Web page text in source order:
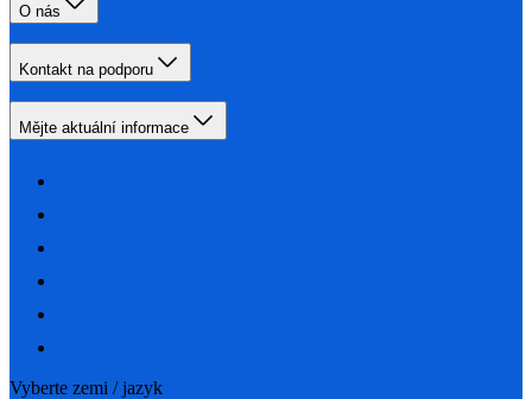
O nás
Kontakt na podporu
Mějte aktuální informace
Vyberte zemi / jazyk